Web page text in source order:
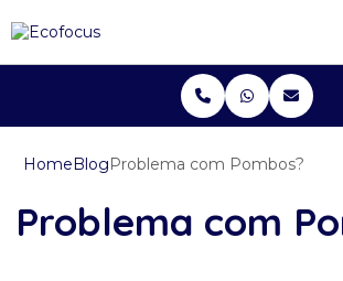
HomeBlogProblema com Pombos?
Problema com